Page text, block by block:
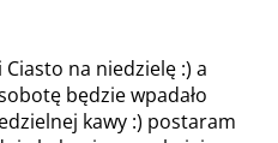
na niedzielę :) a
będzie wpadało
kawy :) postaram